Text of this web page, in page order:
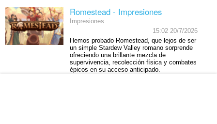
Romestead - Impresiones
Impresiones
15:02 20/7/2026
Hemos probado Romestead, que lejos de ser
un simple Stardew Valley romano sorprende
ofreciendo una brillante mezcla de
supervivencia, recolección física y combates
épicos en su acceso anticipado.